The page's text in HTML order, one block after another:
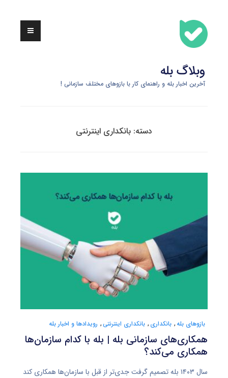
content
وبلاگ بله
آخرین اخبار بله و راهنمای کار با بازوهای مختلف سازمانی !
دسته: بانکداری اینترنتی
بازوهای بله , بانکداری , بانکداری اینترنتی, رویدادها و اخبار بله
همکاری‌های سازمانی بله | بله با کدام سازمان‌ها
همکاری می‌کند؟
سال ۱۴۰۳ بله تصمیم گرفت جدی‌تر از قبل با سازمان‌ها همکاری کند